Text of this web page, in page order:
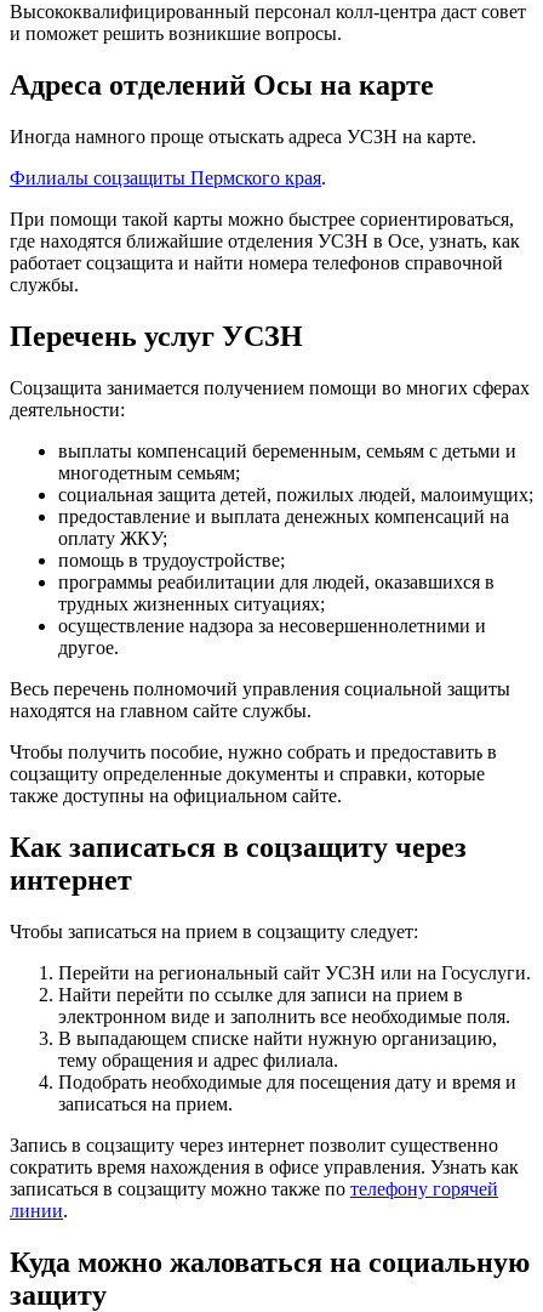
Высококвалифицированный персонал колл-центра даст совет
и поможет решить возникшие вопросы.
Адреса отделений Осы на карте
Иногда намного проще отыскать адреса УСЗН на карте.
Филиалы соцзащиты Пермского края.
При помощи такой карты можно быстрее сориентироваться,
где находятся ближайшие отделения УСЗН в Осе, узнать, как
работает соцзащита и найти номера телефонов справочной
службы.
Перечень услуг УСЗН
Соцзащита занимается получением помощи во многих сферах
деятельности:
выплаты компенсаций беременным, семьям с детьми и
многодетным семьям;
социальная защита детей, пожилых людей, малоимущих;
предоставление и выплата денежных компенсаций на
оплату ЖКУ;
помощь в трудоустройстве;
программы реабилитации для людей, оказавшихся в
трудных жизненных ситуациях;
осуществление надзора за несовершеннолетними и
другое.
Весь перечень полномочий управления социальной защиты
находятся на главном сайте службы.
Чтобы получить пособие, нужно собрать и предоставить в
соцзащиту определенные документы и справки, которые
также доступны на официальном сайте.
Как записаться в соцзащиту через
интернет
Чтобы записаться на прием в соцзащиту следует:
Перейти на региональный сайт УСЗН или на Госуслуги.
Найти перейти по ссылке для записи на прием в
электронном виде и заполнить все необходимые поля.
В выпадающем списке найти нужную организацию,
тему обращения и адрес филиала.
Подобрать необходимые для посещения дату и время и
записаться на прием.
Запись в соцзащиту через интернет позволит существенно
сократить время нахождения в офисе управления. Узнать как
записаться в соцзащиту можно также по телефону горячей
линии.
Куда можно жаловаться на социальную
защиту